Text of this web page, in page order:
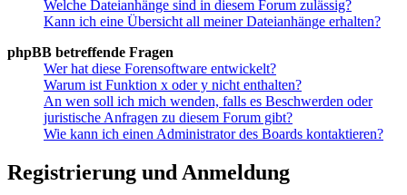
Welche Dateianhänge sind in diesem Forum zulässig?
Kann ich eine Übersicht all meiner Dateianhänge erhalten?
phpBB betreffende Fragen
Wer hat diese Forensoftware entwickelt?
Warum ist Funktion x oder y nicht enthalten?
An wen soll ich mich wenden, falls es Beschwerden oder
juristische Anfragen zu diesem Forum gibt?
Wie kann ich einen Administrator des Boards kontaktieren?
Registrierung und Anmeldung